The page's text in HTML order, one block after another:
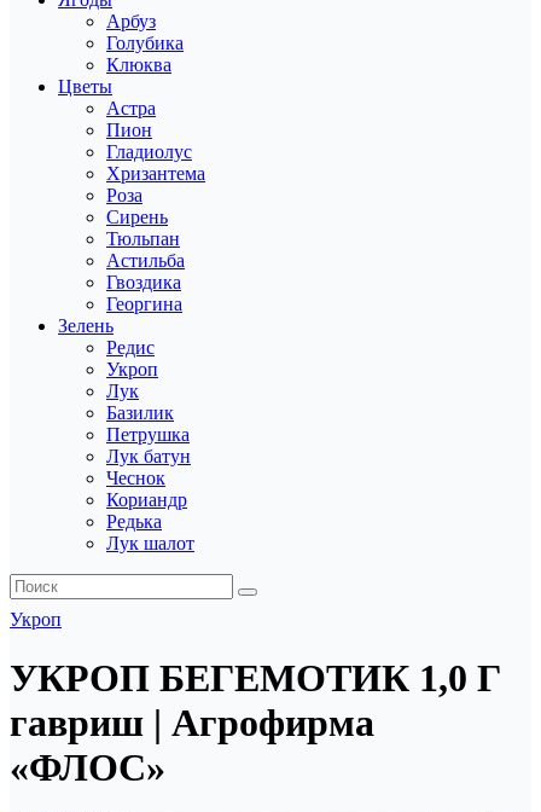
Арбуз
Голубика
Клюква
Цветы
Астра
Пион
Гладиолус
Хризантема
Роза
Сирень
Тюльпан
Астильба
Гвоздика
Георгина
Зелень
Редис
Укроп
Лук
Базилик
Петрушка
Лук батун
Чеснок
Кориандр
Редька
Лук шалот
Укроп
УКРОП БЕГЕМОТИК 1,0 Г
гавриш | Агрофирма
«ФЛОС»